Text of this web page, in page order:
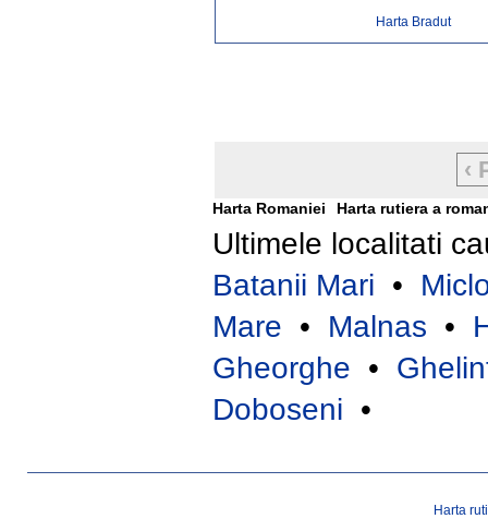
Harta Bradut
‹
Harta Romaniei Harta rutiera a
Ultimele localitati
Batanii Mari •
Mare • Malnas •
Gheorghe •
Doboseni •
Harta